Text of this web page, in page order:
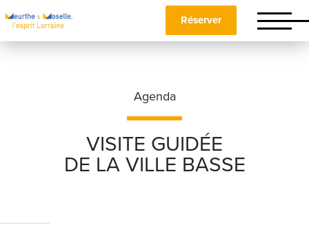
Réserver
Agenda
VISITE GUIDÉE
DE LA VILLE BASSE
Nom*